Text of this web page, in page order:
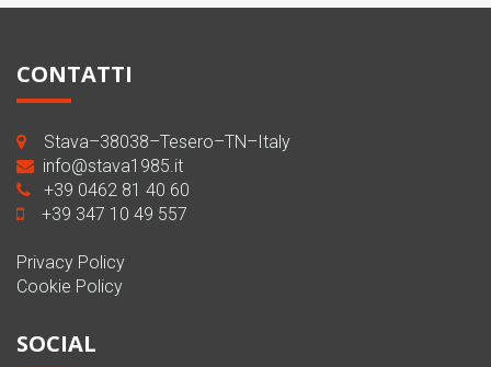
CONTATTI
Stava–38038–Tesero–TN–Italy
info@stava1985.it
+39 0462 81 40 60
+39 347 10 49 557
Privacy Policy
Cookie Policy
SOCIAL